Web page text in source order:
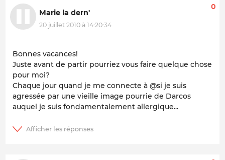
Marie la dern'
20 juillet 2010 à 14:20:34
0
Bonnes vacances!
Juste avant de partir pourriez vous faire quelque chose
pour moi?
Chaque jour quand je me connecte à @si je suis
agressée par une vieille image pourrie de Darcos
auquel je suis fondamentalement allergique...